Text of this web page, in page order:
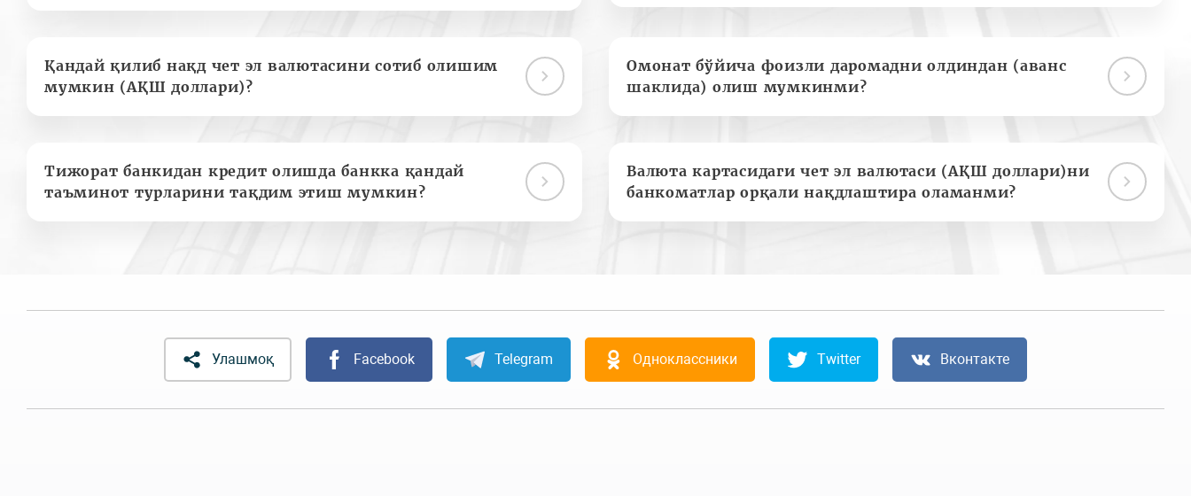
Қандай қилиб нақд чет эл валютасини сотиб олишим
мумкин (АҚШ доллари)?
Омонат бўйича фоизли даромадни олдиндан (аванс
шаклида) олиш мумкинми?
Тижорат банкидан кредит олишда банкка қандай
таъминот турларини тақдим этиш мумкин?
Валюта картасидаги чет эл валютаси (АҚШ доллари)ни
банкоматлар орқали нақдлаштира оламанми?
Улашмоқ Facebook Telegram Одноклассники Twitter Вконтакте